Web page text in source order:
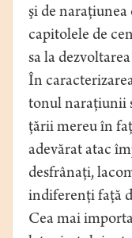
şi de
capitolele de
sa la
În
tonul naraţiunii
ţării mereu în
adevărat atac
desfrânaţi,
indiferenţi faţă
Cea mai